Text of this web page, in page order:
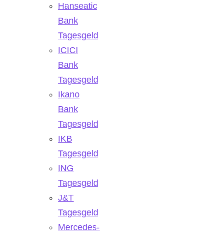
Hanseatic
Bank
Tagesgeld
ICICI
Bank
Tagesgeld
Ikano
Bank
Tagesgeld
IKB
Tagesgeld
ING
Tagesgeld
J&T
Tagesgeld
Mercedes-